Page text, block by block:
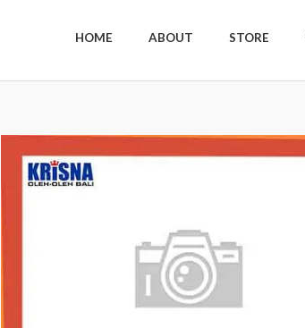
HOME ABOUT STORE